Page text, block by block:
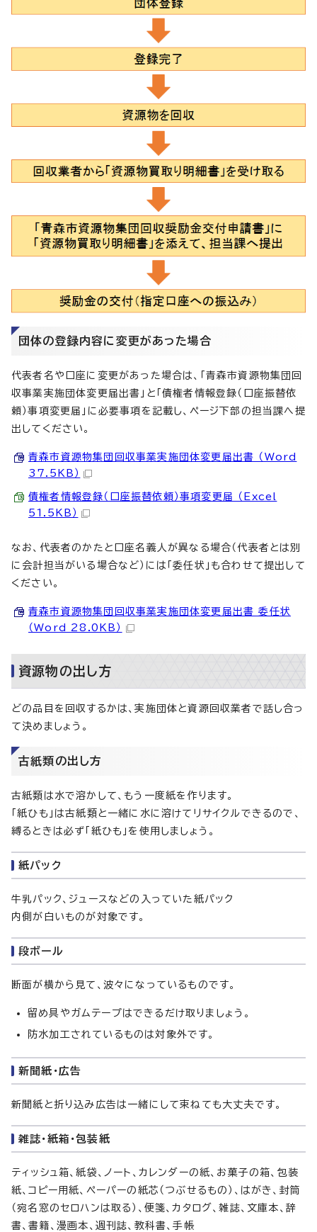
団体の登録内容に変更があった場合
代表者名や口座に変更があった場合は、「青森市資源物集団回
収事業実施団体変更届出書」と「債権者情報登録（口座振替依
頼）事項変更届」に必要事項を記載し、ページ下部の担当課へ提
出してください。
青森市資源物集団回収事業実施団体変更届出書 （Word
37.5KB）
債権者情報登録（口座振替依頼）事項変更届 （Excel
51.5KB）
なお、代表者のかたと口座名義人が異なる場合（代表者とは別
に会計担当がいる場合など）には「委任状」も合わせて提出して
ください。
青森市資源物集団回収事業実施団体変更届出書 委任状
（Word 28.0KB）
資源物の出し方
どの品目を回収するかは、実施団体と資源回収業者で話し合っ
て決めましょう。
古紙類の出し方
古紙類は水で溶かして、もう一度紙を作ります。
「紙ひも」は古紙類と一緒に水に溶けてリサイクルできるので、
縛るときは必ず「紙ひも」を使用しましょう。
紙パック
牛乳パック、ジュースなどの入っていた紙パック
内側が白いものが対象です。
段ボール
断面が横から見て、波々になっているものです。
留め具やガムテープはできるだけ取りましょう。
防水加工されているものは対象外です。
新聞紙・広告
新聞紙と折り込み広告は一緒にして束ねても大丈夫です。
雑誌・紙箱・包装紙
ティッシュ箱、紙袋、ノート、カレンダーの紙、お菓子の箱、包装
紙、コピー用紙、ペーパーの紙芯（つぶせるもの）、はがき、封筒
（宛名窓のセロハンは取る）、便箋、カタログ、雑誌、文庫本、辞
書、書籍、漫画本、週刊誌、教科書、手帳